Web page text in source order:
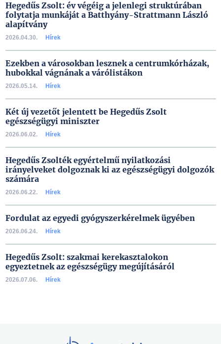
Hegedűs Zsolt: év végéig a jelenlegi struktúrában
folytatja munkáját a Batthyány-Strattmann László
alapítvány
2026.04.30. Hírek
Ezekben a városokban lesznek a centrumkórházak,
hubokkal vágnának a várólistákon
2026.05.14. Hírek
Két új vezetőt jelentett be Hegedűs Zsolt
egészségügyi miniszter
2026.06.02. Hírek
Hegedűs Zsolték egyértelmű nyilatkozási
irányelveket dolgoznak ki az egészségügyi dolgozók
számára
2026.06.22. Hírek
Fordulat az egyedi gyógyszerkérelmek ügyében
2026.06.24. Hírek
Hegedűs Zsolt: szakmai kerekasztalokon
egyeztetnek az egészségügy megújításáról
2026.07.06. Hírek